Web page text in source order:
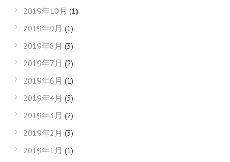
2019年10月 (1)
2019年9月 (1)
2019年8月 (3)
2019年7月 (2)
2019年6月 (1)
2019年4月 (5)
2019年3月 (2)
2019年2月 (3)
2019年1月 (1)